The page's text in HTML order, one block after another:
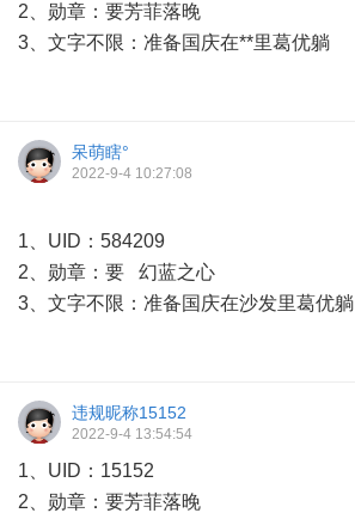
2、勋章：要芳菲落晚
3、文字不限：准备国庆在**里葛优躺
呆萌瞎°
2022-9-4 10:27:08
1、UID：584209
2、勋章：要 幻蓝之心
3、文字不限：准备国庆在沙发里葛优躺
违规昵称15152
2022-9-4 13:54:54
1、UID：15152
2、勋章：要芳菲落晚